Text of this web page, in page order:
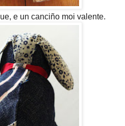
e un canciño moi valente.